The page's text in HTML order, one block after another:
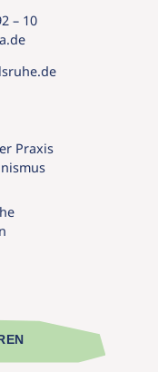
– 10
de
Praxis